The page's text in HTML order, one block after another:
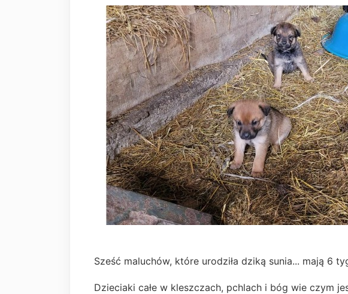
Sześć maluchów, które urodziła dziką sunia... mają 6
Dzieciaki całe w kleszczach, pchlach i bóg wie czym